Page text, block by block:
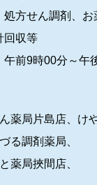
処方せん調剤、
回収等
午前9時00分～午
局片島店、けや
る調剤薬局、
薬局挾間店、